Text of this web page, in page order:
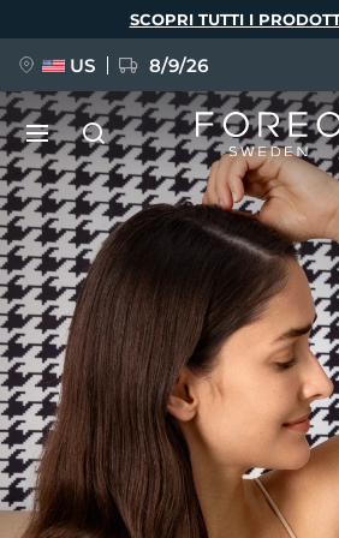
SCOPRI TUTTI I
US 8/9/26
I
NUOVO
FAQ™ Pure Beauty-Tech Elixir
BREAKING NEWS
issa™ Teeth Whitening Set
Lingua
English Deutsch
Français
Italiano
Polski
Svenska
Türkçe
简体中文